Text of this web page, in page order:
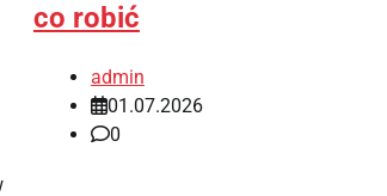
co robić
admin
01.07.2026
0